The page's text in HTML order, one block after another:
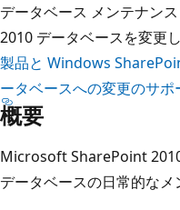
データベース メンテナン
2010 データベースを変更
製品と Windows
ータベースへの変更のサポ
概要
Microsoft SharePoint
データベースの日常的なメ